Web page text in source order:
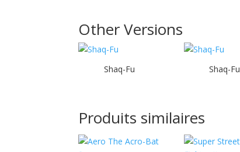
Other Versions
Shaq-Fu Shaq-Fu
Produits similaires